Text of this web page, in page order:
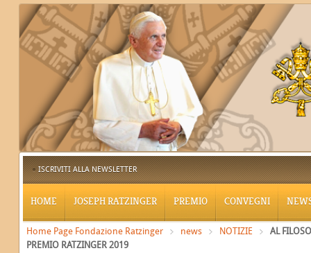
ISCRIVITI ALLA NEWSLETTER
HOME JOSEPH RATZINGER PREMIO CONVEGNI
Home Page Fondazione Ratzinger news NOTIZIE
AL
PREMIO RATZINGER 2019